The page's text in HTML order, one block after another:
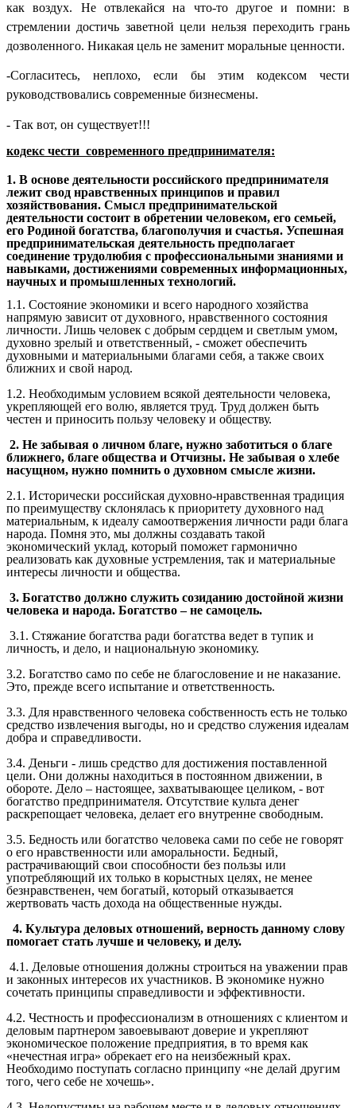
как воздух. Не отвлекайся на что-то другое и помни: в
стремлении достичь заветной цели нельзя переходить грань
дозволенного. Никакая цель не заменит моральные ценности.
-Согласитесь, неплохо, если бы этим кодексом чести
руководствовались современные бизнесмены.
- Так вот, он существует!!!
кодекс чести современного предпринимателя:
1. В основе деятельности российского предпринимателя
лежит свод нравственных принципов и правил
хозяйствования. Смысл предпринимательской
деятельности состоит в обретении человеком, его семьей,
его Родиной богатства, благополучия и счастья. Успешная
предпринимательская деятельность предполагает
соединение трудолюбия с профессиональными знаниями и
навыками, достижениями современных информационных,
научных и промышленных технологий.
1.1. Состояние экономики и всего народного хозяйства
напрямую зависит от духовного, нравственного состояния
личности. Лишь человек с добрым сердцем и светлым умом,
духовно зрелый и ответственный, - сможет обеспечить
духовными и материальными благами себя, а также своих
ближних и свой народ.
1.2. Необходимым условием всякой деятельности человека,
укрепляющей его волю, является труд. Труд должен быть
честен и приносить пользу человеку и обществу.
2. Не забывая о личном благе, нужно заботиться о благе
ближнего, благе общества и Отчизны. Не забывая о хлебе
насущном, нужно помнить о духовном смысле жизни.
2.1. Исторически российская духовно-нравственная традиция
по преимуществу склонялась к приоритету духовного над
материальным, к идеалу самоотвержения личности ради блага
народа. Помня это, мы должны создавать такой
экономический уклад, который поможет гармонично
реализовать как духовные устремления, так и материальные
интересы личности и общества.
3. Богатство должно служить созиданию достойной жизни
человека и народа. Богатство – не самоцель.
3.1. Стяжание богатства ради богатства ведет в тупик и
личность, и дело, и национальную экономику.
3.2. Богатство само по себе не благословение и не наказание.
Это, прежде всего испытание и ответственность.
3.3. Для нравственного человека собственность есть не только
средство извлечения выгоды, но и средство служения идеалам
добра и справедливости.
3.4. Деньги - лишь средство для достижения поставленной
цели. Они должны находиться в постоянном движении, в
обороте. Дело – настоящее, захватывающее целиком, - вот
богатство предпринимателя. Отсутствие культа денег
раскрепощает человека, делает его внутренне свободным.
3.5. Бедность или богатство человека сами по себе не говорят
о его нравственности или аморальности. Бедный,
растрачивающий свои способности без пользы или
употребляющий их только в корыстных целях, не менее
безнравственен, чем богатый, который отказывается
жертвовать часть дохода на общественные нужды.
4. Культура деловых отношений, верность данному слову
помогает стать лучше и человеку, и делу.
4.1. Деловые отношения должны строиться на уважении прав
и законных интересов их участников. В экономике нужно
сочетать принципы справедливости и эффективности.
4.2. Честность и профессионализм в отношениях с клиентом и
деловым партнером завоевывают доверие и укрепляют
экономическое положение предприятия, в то время как
«нечестная игра» обрекает его на неизбежный крах.
Необходимо поступать согласно принципу «не делай другим
того, чего себе не хочешь».